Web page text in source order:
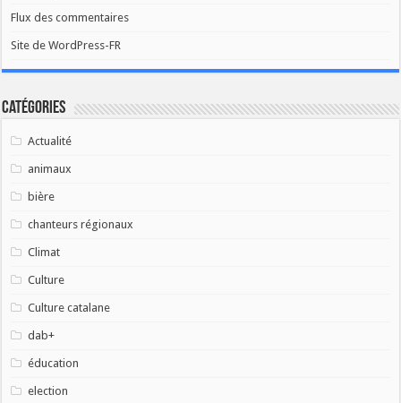
Flux des commentaires
Site de WordPress-FR
Catégories
Actualité
animaux
bière
chanteurs régionaux
Climat
Culture
Culture catalane
dab+
éducation
election